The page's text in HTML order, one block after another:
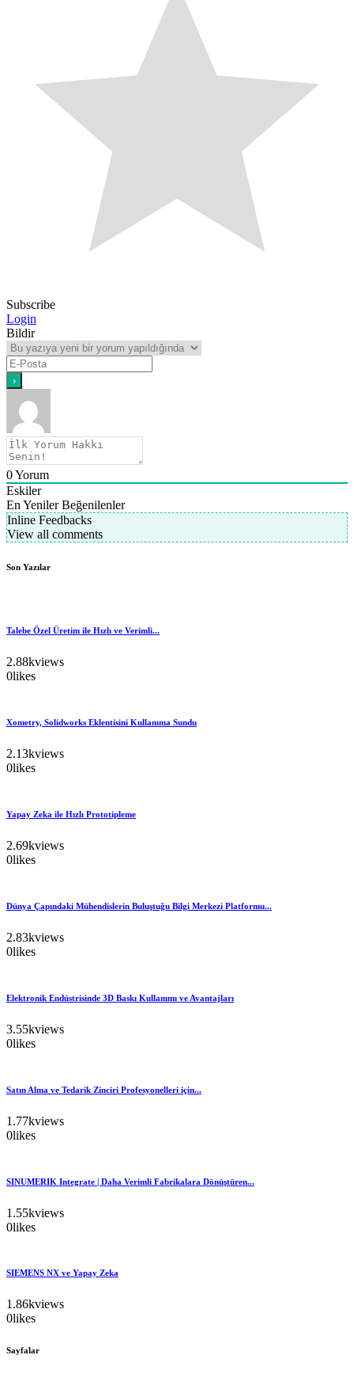
Subscribe
Login
Bildir
0Yorum
Eskiler
En Yeniler Beğenilenler
Inline Feedbacks
View all comments
Son Yazılar
Talebe Özel Üretim ile Hızlı ve Verimli...
2.88kviews
0likes
Xometry, Solidworks Eklentisini Kullanıma Sundu
2.13kviews
0likes
Yapay Zeka ile Hızlı Prototipleme
2.69kviews
0likes
Dünya Çapındaki Mühendislerin Buluştuğu Bilgi Merkezi Platformu...
2.83kviews
0likes
Elektronik Endüstrisinde 3D Baskı Kullanımı ve Avantajları
3.55kviews
0likes
Satın Alma ve Tedarik Zinciri Profesyonelleri için...
1.77kviews
0likes
SINUMERIK Integrate | Daha Verimli Fabrikalara Dönüştüren...
1.55kviews
0likes
SIEMENS NX ve Yapay Zeka
1.86kviews
0likes
Sayfalar